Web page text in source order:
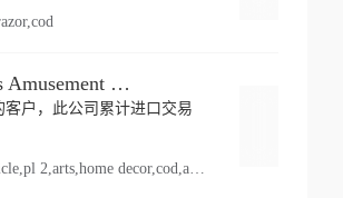
Knoebels Amusement Resort
客户，此公司累计进口交易
vehicle,pl 2,arts,home decor,cod,amusement ride,sea